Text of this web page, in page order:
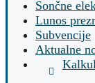
Sončne
Lunos
Subvencije
Aktualne